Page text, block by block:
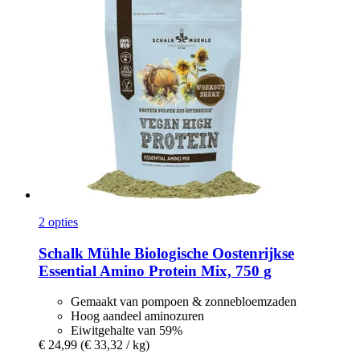
2 opties
Schalk Mühle Biologische Oostenrijkse
Essential Amino Protein Mix, 750 g
Gemaakt van pompoen & zonnebloemzaden
Hoog aandeel aminozuren
Eiwitgehalte van 59%
€ 24,99 (€ 33,32 / kg)